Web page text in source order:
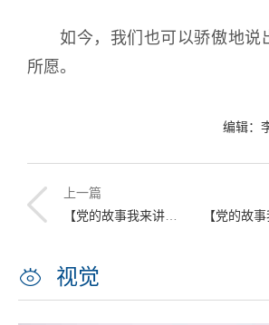
如今，我们也可以骄傲地说
所愿。
编辑：
上一篇
【党的故事我来讲】深藏名利不改初心——人民功臣张贵斌
【党的故事我来讲】以河南固始县脱贫为视角
视觉